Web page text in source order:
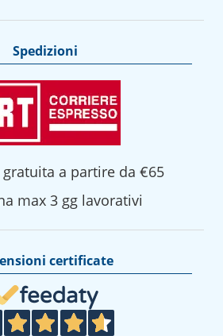
Spedizioni
gratuita a partire da €65
max 3 gg lavorativi
certificate